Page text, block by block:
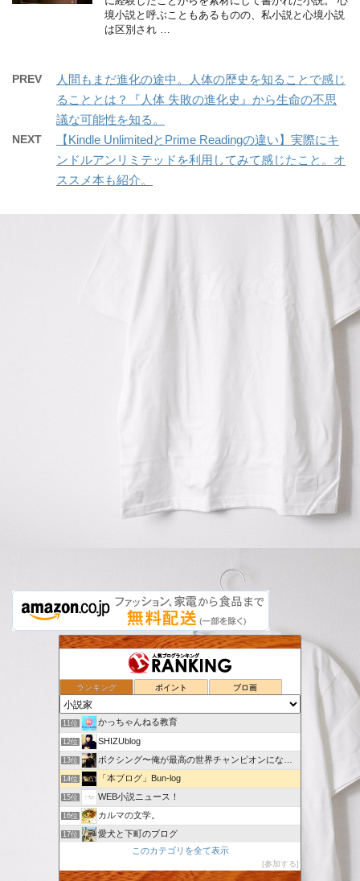
境小説と呼ぶこともあるものの、私小説と心境小説
は区別され …
PREV
人間もまだ進化の途中。人体の歴史を知ることで感じ
ることとは？『人体 失敗の進化史』から生命の不思
議な可能性を知る。
NEXT
【Kindle UnlimitedとPrime Readingの違い】実際にキ
ンドルアンリミテッドを利用してみて感じたこと。オ
ススメ本も紹介。
ランキング ポイント ブロ画
7位 GATEZEROの日記
広岡威吹のラノベ作家ブログ（ＧＡ文庫大賞）
「冬樹亜里咲」はじめました。
10位
11位 かっちゃんねる教育
12位 SHIZUblog
13位 ボクシング〜俺が最高の世界チャンピオンになる〜
14位 「本ブログ」Bun-log
15位 WEB小説ニュース！
16位 カルマの文学。
17位 愛犬と下町のブログ
世界の名作文学を５分で語るブログ版｜プラス創作記録
19位 村田悠 小説 公式ブログ
このカテゴリを全て表示
参加する